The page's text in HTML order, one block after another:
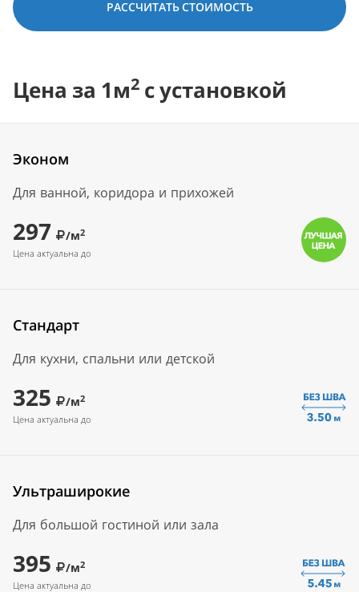
РАССЧИТАТЬ СТОИМОСТЬ
Цена за 1м2 с установкой
Эконом
Для ванной, коридора и прихожей
297 /м2
Цена актуальна до
Стандарт
Для кухни, спальни или детской
325 /м2
Цена актуальна до
Ультраширокие
Для большой гостиной или зала
395 /м2
Цена актуальна до